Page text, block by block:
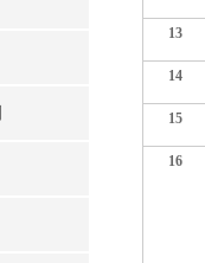
13
14
15
16